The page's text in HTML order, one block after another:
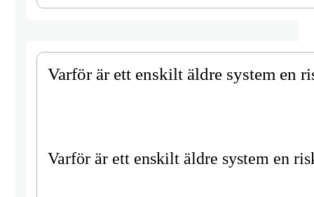
Varför är ett enskilt äldre system en
Varför är ett enskilt äldre system en